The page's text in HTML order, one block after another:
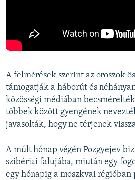
A felmérések szerint az oroszok
támogatják a háborút és
közösségi médiában
többek között gyengének
javasolták, hogy ne térjenek
A múlt hónap végén Pozgyejev
szibériai falujába, miután egy
egy hónapig a moszkvai régióban